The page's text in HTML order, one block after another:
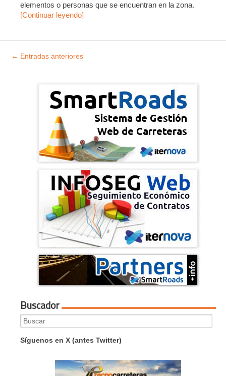
elementos o personas que se encuentran en la zona.
[Continuar leyendo]
Explorar
← Entradas anteriores
Buscador
Search
for:
Síguenos en X (antes Twitter)